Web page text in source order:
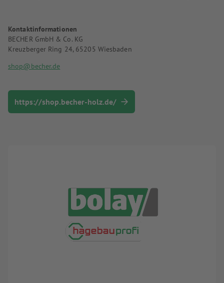
Kontaktinformationen
BECHER GmbH & Co. KG
Kreuzberger Ring 24, 65205 Wiesbaden
shop@becher.de
https://shop.becher-holz.de/